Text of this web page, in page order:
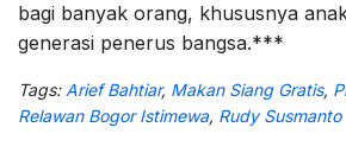
bagi banyak orang, khususnya
generasi penerus bangsa.***
Tags: Arief Bahtiar, Makan Siang Gratis,
Relawan Bogor Istimewa, Rudy Susmanto